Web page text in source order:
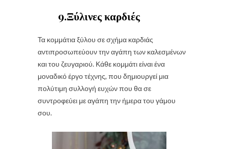
9.Ξύλινες καρδιές
Τα κομμάτια ξύλου σε σχήμα καρδιάς
αντιπροσωπεύουν την αγάπη των καλεσμένων
και του ζευγαριού. Κάθε κομμάτι είναι ένα
μοναδικό έργο τέχνης, που δημιουργεί μια
πολύτιμη συλλογή ευχών που θα σε
συντροφεύει με αγάπη την ήμερα του γάμου
σου.